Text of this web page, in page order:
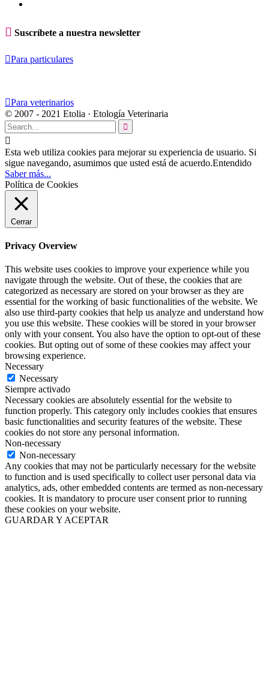
 Suscríbete a nuestra newsletter
Para particulares
Para veterinarios
© 2007 - 2021 Etolia · Etología Veterinaria


Esta web utiliza cookies para mejorar su experiencia de usuario. Si
sigue navegando, asumimos que usted está de acuerdo.Entendido
Saber más...
Política de Cookies
Cerrar
Privacy Overview
This website uses cookies to improve your experience while you
navigate through the website. Out of these, the cookies that are
categorized as necessary are stored on your browser as they are
essential for the working of basic functionalities of the website. We
also use third-party cookies that help us analyze and understand how
you use this website. These cookies will be stored in your browser
only with your consent. You also have the option to opt-out of these
cookies. But opting out of some of these cookies may affect your
browsing experience.
Necessary
Necessary
Siempre activado
Necessary cookies are absolutely essential for the website to
function properly. This category only includes cookies that ensures
basic functionalities and security features of the website. These
cookies do not store any personal information.
Non-necessary
Non-necessary
Any cookies that may not be particularly necessary for the website
to function and is used specifically to collect user personal data via
analytics, ads, other embedded contents are termed as non-necessary
cookies. It is mandatory to procure user consent prior to running
these cookies on your website.
GUARDAR Y ACEPTAR